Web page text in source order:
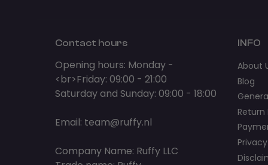
Contact hours
Opening hours: Monday -
<br>Friday: 09:00 - 21:00
Saturday and Sunday: 09:00 - 18:00
Email: team@ruffy.nl
Company Name: Ruffy LLC
INFO
About
Blog
Return